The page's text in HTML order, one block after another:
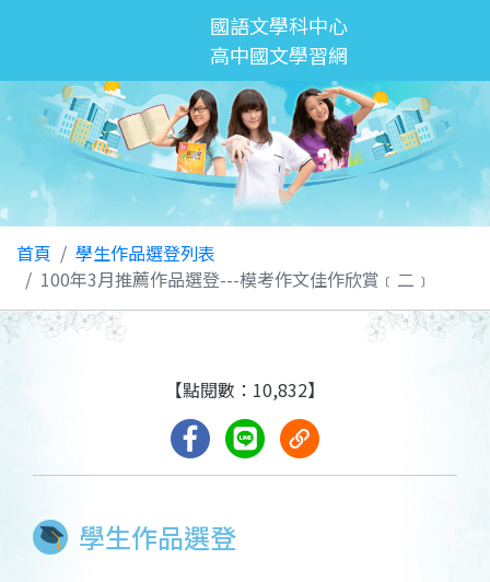
國語文學科中心
高中國文學習網
首頁
學生作品選登列表
100年3月推薦作品選登---模考作文佳作欣賞﹝二﹞
學生作品選登
【點閱數：10,832】